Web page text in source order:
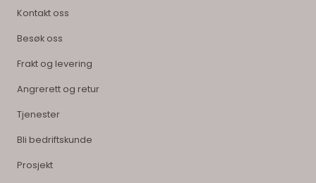
Kontakt oss
Besøk oss
Frakt og levering
Angrerett og retur
Tjenester
Bli bedriftskunde
Prosjekt